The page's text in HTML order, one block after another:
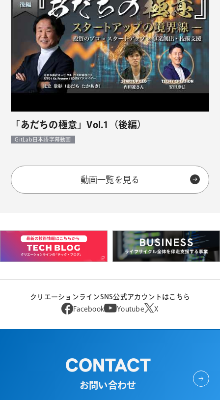
「あだちの極意」Vol.1（後編）
GitLab日本語字幕動画
動画一覧を見る
クリエーションラインSNS公式アカウントはこちら
Facebook
Youtube X
CONTACT
お問い合わせ